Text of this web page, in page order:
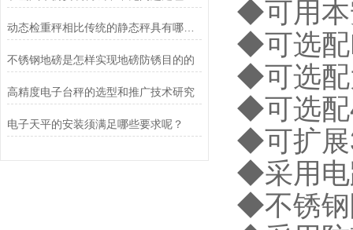
动态检重秤相比传统的静态秤具有哪些应用优势
不锈钢地磅是怎样实现地磅防锈目的的
高精度电子台秤的选型和推广技术研究
电子天平的安装须满足哪些要求呢？
◆可用本
◆可选配
◆可选配
◆可选配
◆可扩展
◆采用电
◆不锈钢